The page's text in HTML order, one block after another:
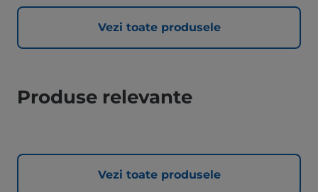
Vezi toate produsele
Produse relevante
Vezi toate produsele